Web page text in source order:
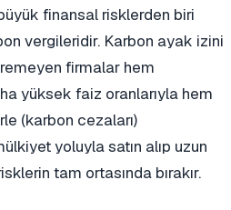
finansal risklerden biri
vergileridir. Karbon ayak izini
firmalar hem
yüksek faiz oranlarıyla hem
(karbon cezaları)
yoluyla satın alıp uzun
tam ortasında bırakır.